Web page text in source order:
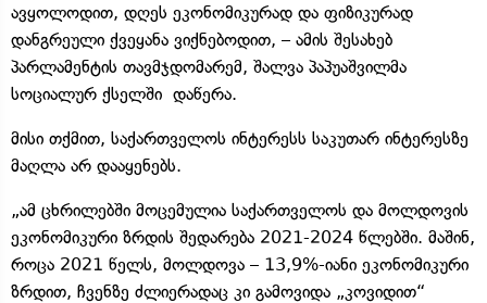
ავყოლოდით, დღეს ეკონომიკურად და ფიზიკურად
დანგრეული ქვეყანა ვიქნებოდით, – ამის შესახებ
პარლამენტის თავმჯდომარემ, შალვა პაპუაშვილმა
სოციალურ ქსელში დაწერა.
მისი თქმით, საქართველოს ინტერესს საკუთარ ინტერესზე
მაღლა არ დააყენებს.
„ამ ცხრილებში მოცემულია საქართველოს და მოლდოვის
ეკონომიკური ზრდის შედარება 2021-2024 წლებში. მაშინ,
როცა 2021 წელს, მოლდოვა – 13,9%-იანი ეკონომიკური
ზრდით, ჩვენზე ძლიერადაც კი გამოვიდა „კოვიდით“